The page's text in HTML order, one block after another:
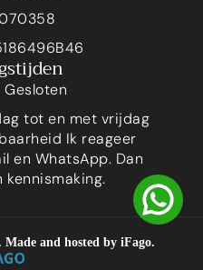
Gesloten
tot en met vrijdag
Ik reageer
en WhatsApp. Dan
kennismaking.
Made and hosted by iFago.